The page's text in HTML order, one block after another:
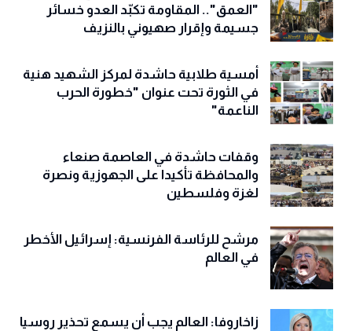
"العمق".. المقاومة تكبّد العدو خسائر
جسيمة وإقرار صهيوني بالنزيف
أمسية طلابية حاشدة لمركز الشهيد هنية
في الثورة تحت عنوان "خطورة الحرب
الناعمة"
وقفات حاشدة في العاصمة صنعاء
والمحافظة تأكيدا على الجهوزية ونصرة
لغزة وفلسطين
مرشح للرئاسة الفرنسية: إسرائيل الأخطر
في العالم
زاخاروفا: العالم يجب أن يسمع تحذير روسيا